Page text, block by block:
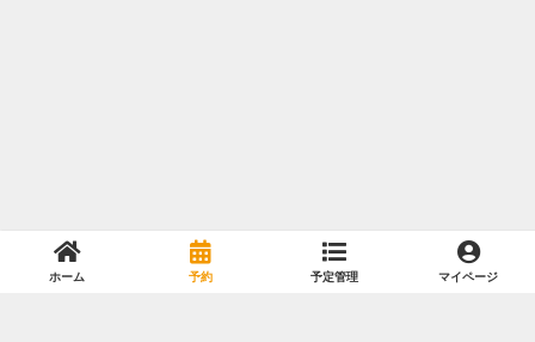
ホーム 予約 予定管理 マイページ